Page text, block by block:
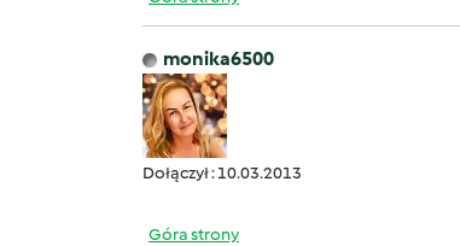
monika6500
Dołączył : 10.03.2013
Góra strony